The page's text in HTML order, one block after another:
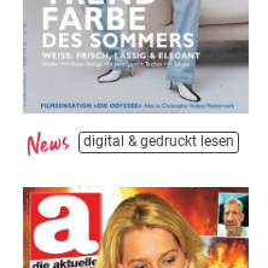
digital & gedruckt lesen